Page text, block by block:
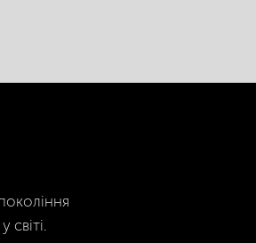
світі.